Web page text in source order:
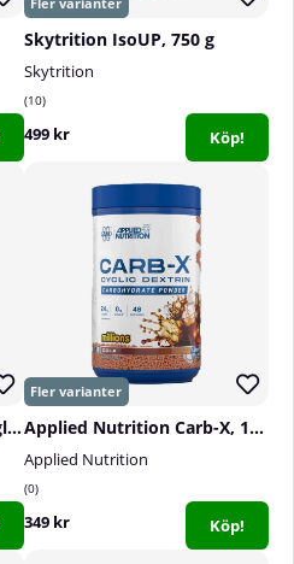
Skytrition IsoUP, 750 g
Skytrition
10
499 kr Köp!
Skytrition Magnesium Bisglycinat, 90 caps Applied Nutrition Carb-X, 1200 g
Applied Nutrition
0
349 kr Köp!